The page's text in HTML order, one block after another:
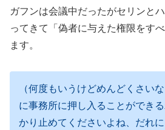
ガフンは会議中だったがセリンと
ってきて「偽者に与えた権限をす
ます。
（何度もいうけどめんどくさい
に事務所に押し入ることができ
かり止めてくださいよね、だれ